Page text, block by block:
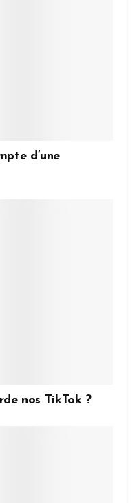
d’une
nos TikTok ?